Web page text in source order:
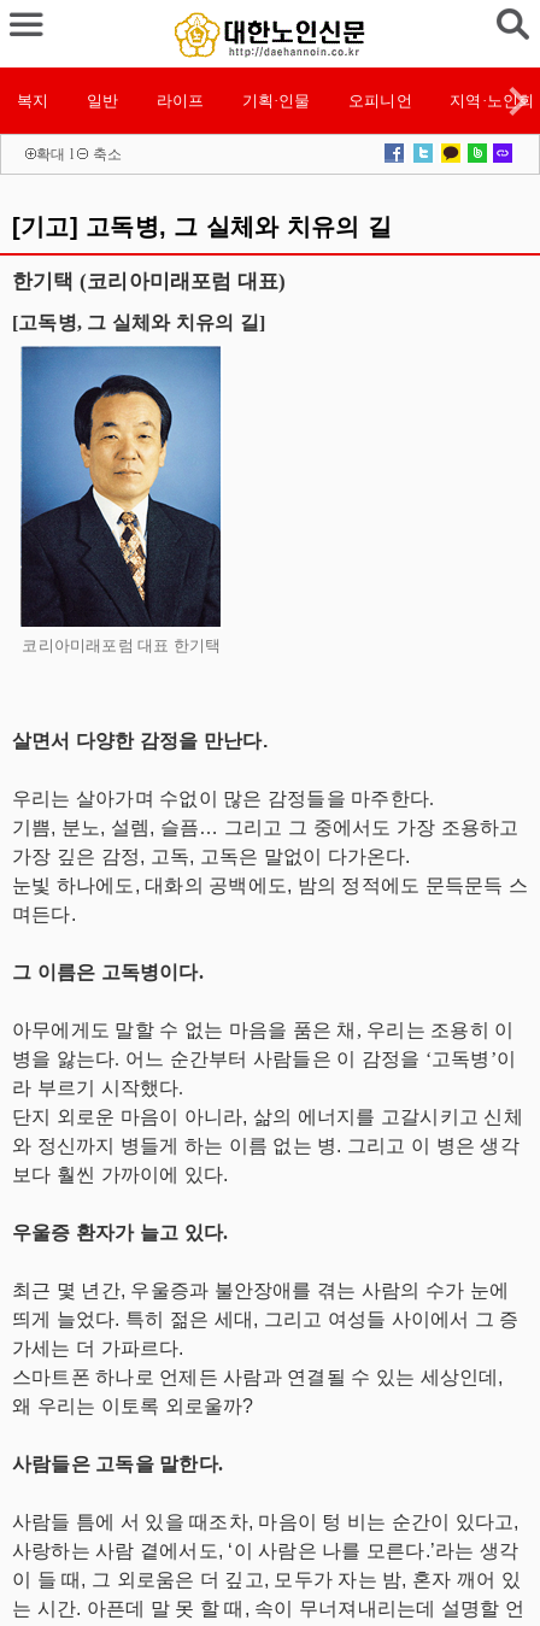
복지 일반 라이프 기획·인물 오피니언 지역·노인회
확대 l 축소
[기고] 고독병, 그 실체와 치유의 길
한기택 (코리아미래포럼 대표)
[고독병, 그 실체와 치유의 길]
코리아미래포럼 대표 한기택
살면서 다양한 감정을 만난다.
우리는 살아가며 수없이 많은 감정들을 마주한다.
기쁨, 분노, 설렘, 슬픔… 그리고 그 중에서도 가장 조용하고
가장 깊은 감정, 고독, 고독은 말없이 다가온다.
눈빛 하나에도, 대화의 공백에도, 밤의 정적에도 문득문득 스
며든다.
그 이름은 고독병이다.
아무에게도 말할 수 없는 마음을 품은 채, 우리는 조용히 이
병을 앓는다. 어느 순간부터 사람들은 이 감정을 ‘고독병’이
라 부르기 시작했다.
단지 외로운 마음이 아니라, 삶의 에너지를 고갈시키고 신체
와 정신까지 병들게 하는 이름 없는 병. 그리고 이 병은 생각
보다 훨씬 가까이에 있다.
우울증 환자가 늘고 있다.
최근 몇 년간, 우울증과 불안장애를 겪는 사람의 수가 눈에
띄게 늘었다. 특히 젊은 세대, 그리고 여성들 사이에서 그 증
가세는 더 가파르다.
스마트폰 하나로 언제든 사람과 연결될 수 있는 세상인데,
왜 우리는 이토록 외로울까?
사람들은 고독을 말한다.
사람들 틈에 서 있을 때조차, 마음이 텅 비는 순간이 있다고,
사랑하는 사람 곁에서도, ‘이 사람은 나를 모른다.’라는 생각
이 들 때, 그 외로움은 더 깊고, 모두가 자는 밤, 혼자 깨어 있
는 시간. 아픈데 말 못 할 때, 속이 무너져내리는데 설명할 언